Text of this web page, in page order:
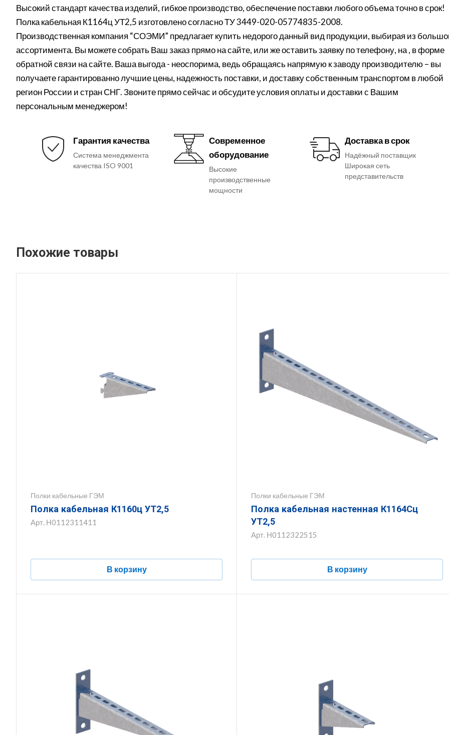
Высокий стандарт качества изделий, гибкое производство, обеспечение поставки любого объема точно в срок!
Полка кабельная К1164ц УТ2,5 изготовлено согласно ТУ 3449-020-05774835-2008.
Производственная компания “СОЭМИ” предлагает купить недорого данный вид продукции, выбирая из
ассортимента. Вы можете собрать Ваш заказ прямо на сайте, или же оставить заявку по телефону, на , в форме
обратной связи на сайте. Ваша выгода - неоспорима, ведь обращаясь напрямую к заводу производителю – вы
получаете гарантированно лучшие цены, надежность поставки, и доставку собственным транспортом в любой
регион России и стран СНГ. Звоните прямо сейчас и обсудите условия оплаты и доставки с Вашим
персональным менеджером!
Гарантия качества
Система менеджмента
качества ISO 9001
Современное
оборудование
Высокие
производственные
мощности
Доставка в срок
Надёжный поставщик
Широкая сеть
представительств
Похожие товары
Полки кабельные ГЭМ
Полка кабельная К1160ц УТ2,5
Арт. Н0112311411
В корзину
Полки кабельные ГЭМ
Полка кабельная настенная К1164Сц
УТ2,5
Арт. Н0112322515
В корзину